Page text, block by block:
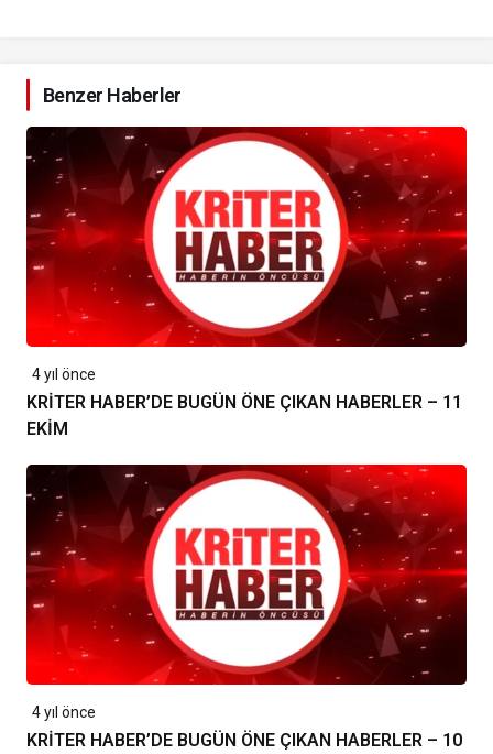
Benzer Haberler
4 yıl önce
KRİTER HABER’DE BUGÜN ÖNE ÇIKAN HABERLER – 11
EKİM
4 yıl önce
KRİTER HABER’DE BUGÜN ÖNE ÇIKAN HABERLER – 10